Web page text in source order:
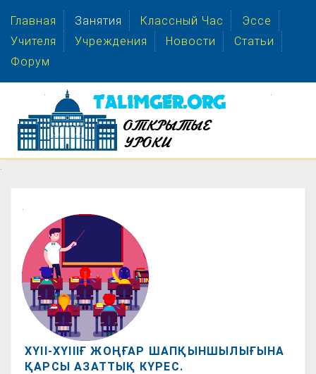
Главная Занятия Классный Час
Эссе
Учителя
Учреждения Новости
Статьи
Форум
.
.
ХҮІІ-ХҮІІІҒ ЖОҢҒАР ШАПҚЫНШЫЛЫҒЫНА
ҚАРСЫ АЗАТТЫҚ КҮРЕС.
. .